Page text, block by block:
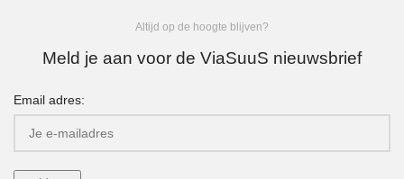
Altijd op de hoogte blijven?
Meld je aan voor de ViaSuuS nieuwsbrief
Email adres: